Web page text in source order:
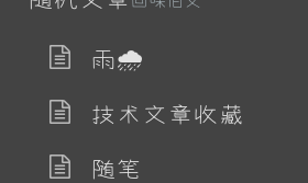
雨🌧
技术文章收藏
随笔